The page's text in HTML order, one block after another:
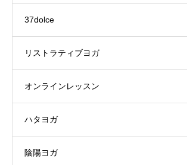
37dolce
リストラティブヨガ
オンラインレッスン
ハタヨガ
陰陽ヨガ